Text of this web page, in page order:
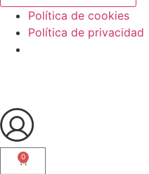
Política de cookies
Política de privacidad
0